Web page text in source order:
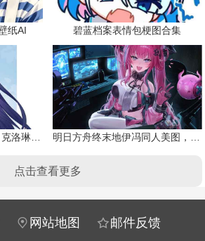
纸AI 碧蓝档案表情包梗图合集
原神克洛琳德同人美图，克洛琳德战败会怎样 明日方舟终末地伊冯同人美图，粉毛恶魔伊冯
点击查看更多
网站地图 邮件反馈